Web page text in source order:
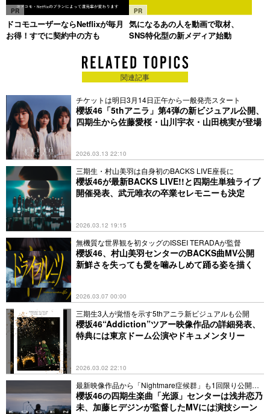
PR
ドコモユーザーならNetflixが毎月
お得！すでに契約中の方も
PR
気になるあの人を動画で取材、
SNS特化型の新メディア始動
関連記事
チケットは明日3月14日正午から一般発売スタート
櫻坂46「5thアニラ」第4弾の新ビジュアル公開、
四期生から佐藤愛桜・山川宇衣・山田桃実が登場
2026.03.13 22:10
三期生・村山美羽は自身初のBACKS LIVE座長に
櫻坂46が最新BACKS LIVE!!と四期生単独ライブ
開催発表、武元唯衣の卒業セレモニーも決定
2026.03.12 19:15
無機質な世界観を初タッグのISSEI TERADAが監督
櫻坂46、村山美羽センターのBACKS曲MV公開
新鮮さを失っても愛を噛みしめて踊る姿を描く
2026.03.07 00:00
三期生3人が覚悟を示す5thアニラ新ビジュアルも公開
櫻坂46“Addiction”ツアー映像作品の詳細発表、
特典には東京ドーム公演やドキュメンタリー
2026.03.02 22:10
最新映像作品から「Nightmare症候群」も1回限り公開決
定
櫻坂46の四期生楽曲「光源」センターは浅井恋乃
未、加藤ヒデジンが監督したMVには演技シーン